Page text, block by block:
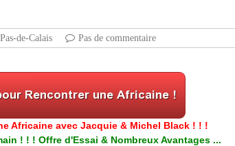
Pas-de-Calais Pas de commentaire
Africaine avec Jacquie & Michel Black ! ! !
! ! ! Offre d'Essai & Nombreux Avantages ...